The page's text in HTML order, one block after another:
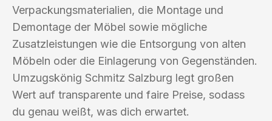
Verpackungsmaterialien, die Montage und
Demontage der Möbel sowie mögliche
Zusatzleistungen wie die Entsorgung von alten
Möbeln oder die Einlagerung von Gegenständen.
Umzugskönig Schmitz Salzburg legt großen
Wert auf transparente und faire Preise, sodass
du genau weißt, was dich erwartet.